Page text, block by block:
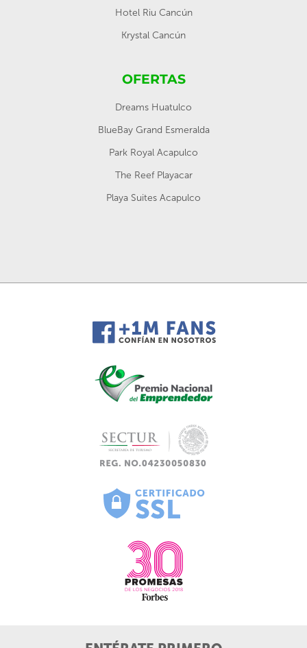
Hotel Riu Cancún
Krystal Cancún
OFERTAS
Dreams Huatulco
BlueBay Grand Esmeralda
Park Royal Acapulco
The Reef Playacar
Playa Suites Acapulco